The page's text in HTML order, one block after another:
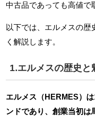
中古品であっても高値で
以下では、エルメスの歴
く解説します。
1.エルメスの歴史と
エルメス（HERMES）
ンドであり、創業当初は